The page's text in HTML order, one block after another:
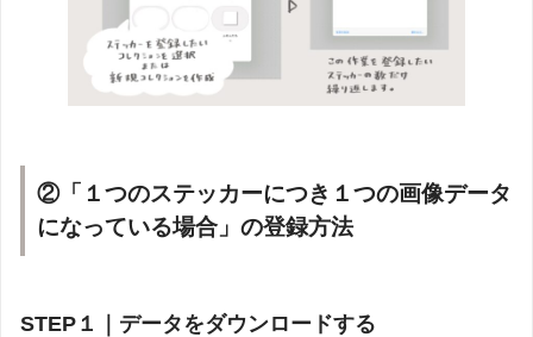
②「１つのステッカーにつき１つの画像データ
になっている場合」の登録方法
STEP１｜データをダウンロードする